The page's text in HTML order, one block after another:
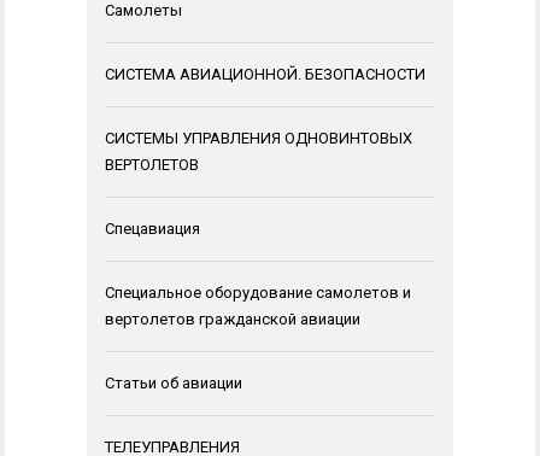
Самолеты
СИСТЕМА АВИАЦИОННОЙ. БЕЗОПАСНОСТИ
СИСТЕМЫ УПРАВЛЕНИЯ ОДНОВИНТОВЫХ
ВЕРТОЛЕТОВ
Спецавиация
Специальное оборудование самолетов и
вертолетов гражданской авиации
Статьи об авиации
ТЕЛЕУПРАВЛЕНИЯ